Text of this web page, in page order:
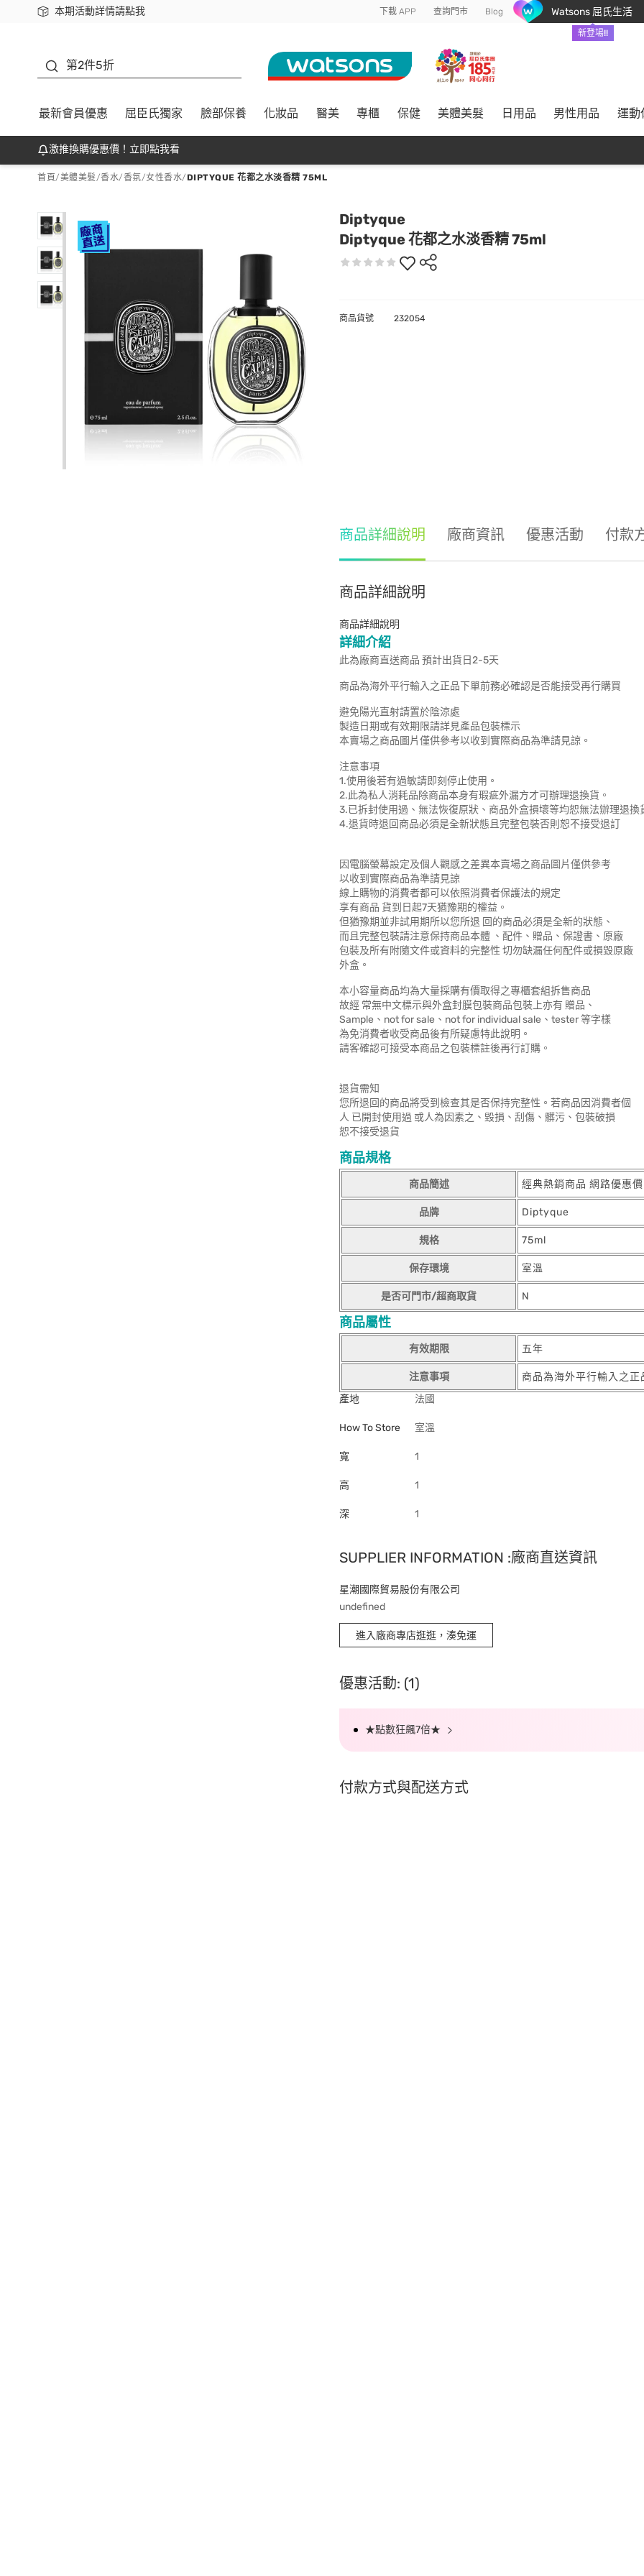
本期活動詳情請點我
下載app最高回饋$350 下載 APP 查詢門市 Blog Watsons 屈氏生活
新登場!!
第2件5折
最新會員優惠 屈臣氏獨家 臉部保養 化妝品 醫美 專櫃 保健 美體美髮 日用品 男性用品 運動
激推換購優惠價！立即點我看
首頁/美體美髮/香水/香氛/女性香水/DIPTYQUE 花都之水淡香精 75ML
Diptyque
Diptyque 花都之水淡香精 75ml
商品貨號 232054
商品詳細說明 廠商資訊 優惠活動 付款
商品詳細說明
商品詳細說明
詳細介紹
此為廠商直送商品 預計出貨日2-5天
商品為海外平行輸入之正品下單前務必確認是否能接受再行購買
避免陽光直射請置於陰涼處
製造日期或有效期限請詳見產品包裝標示
本賣場之商品圖片僅供參考以收到實際商品為準請見諒。
注意事項
1.使用後若有過敏請即刻停止使用。
2.此為私人消耗品除商品本身有瑕疵外漏方才可辦理退換貨。
3.已拆封使用過、無法恢復原狀、商品外盒損壞等均恕無法辦理退換
4.退貨時退回商品必須是全新狀態且完整包裝否則恕不接受退訂
因電腦螢幕設定及個人觀感之差異本賣場之商品圖片僅供參考
以收到實際商品為準請見諒
線上購物的消費者都可以依照消費者保護法的規定
享有商品 貨到日起7天猶豫期的權益。
但猶豫期並非試用期所以您所退 回的商品必須是全新的狀態、
而且完整包裝請注意保持商品本體 、配件、贈品、保證書、原廠
包裝及所有附隨文件或資料的完整性 切勿缺漏任何配件或損毀原廠
外盒。
本小容量商品均為大量採購有價取得之專櫃套組拆售商品
故經 常無中文標示與外盒封膜包裝商品包裝上亦有 贈品、
Sample、not for sale、not for individual sale、tester 等字樣
為免消費者收受商品後有所疑慮特此說明。
請客確認可接受本商品之包裝標註後再行訂購。
退貨需知
您所退回的商品將受到檢查其是否保持完整性。若商品因消費者個
人 已開封使用過 或人為因素之、毀損、刮傷、髒污、包裝破損
恕不接受退貨
商品規格
商品簡述 經典熱銷商品 網路優惠價
品牌 Diptyque
規格 75ml
保存環境 室溫
是否可門市/超商取貨 N
商品屬性
有效期限 五年
注意事項
商品為海外平行輸入之
產地
法國
How To Store 室溫
寬 1
高 1
深 1
SUPPLIER INFORMATION :廠商直送資訊
星潮國際貿易股份有限公司
undefined
進入廠商專店逛逛，湊免運
優惠活動: (1)
★點數狂飆7倍★
付款方式與配送方式